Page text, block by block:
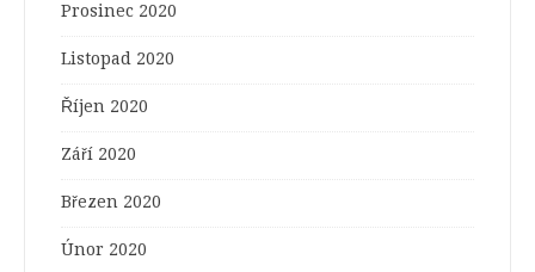
Prosinec 2020
Listopad 2020
Říjen 2020
Září 2020
Březen 2020
Únor 2020